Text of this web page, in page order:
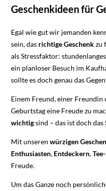
Geschenkideen für
Egal wie gut wir jemanden
sein, das richtige Geschenkzu
als Stressfaktor:
ein planloser Besuch im
sollte es doch genau das
Einem Freund, einer Freundin
Geburtstag eine Freude zu
wichtigsind – das ist doch das
Mit unserenwürzigen
Enthusiasten, Entdeckern,
Freude.
Um das Ganze noch